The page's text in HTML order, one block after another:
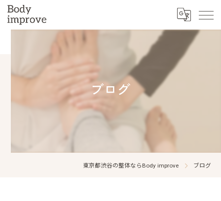
ブログ
東京都渋谷の整体ならBody improve ブログ